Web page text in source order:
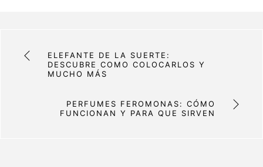
ELEFANTE DE LA SUERTE:
DESCUBRE COMO COLOCARLOS Y
MUCHO MÁS
PERFUMES FEROMONAS: CÓMO
FUNCIONAN Y PARA QUE SIRVEN